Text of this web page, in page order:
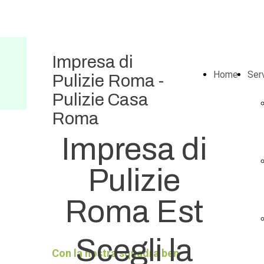
Home
Impresa di
Pulizie Roma -
Pulizie Casa
Roma
Impresa di
Pulizie
Roma Est
Scegli la
Con la nostra squadra ben